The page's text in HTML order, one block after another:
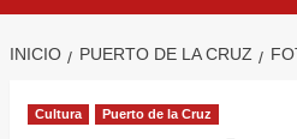
INICIO PUERTO DE LA CRUZ
Cultura Puerto de la Cruz